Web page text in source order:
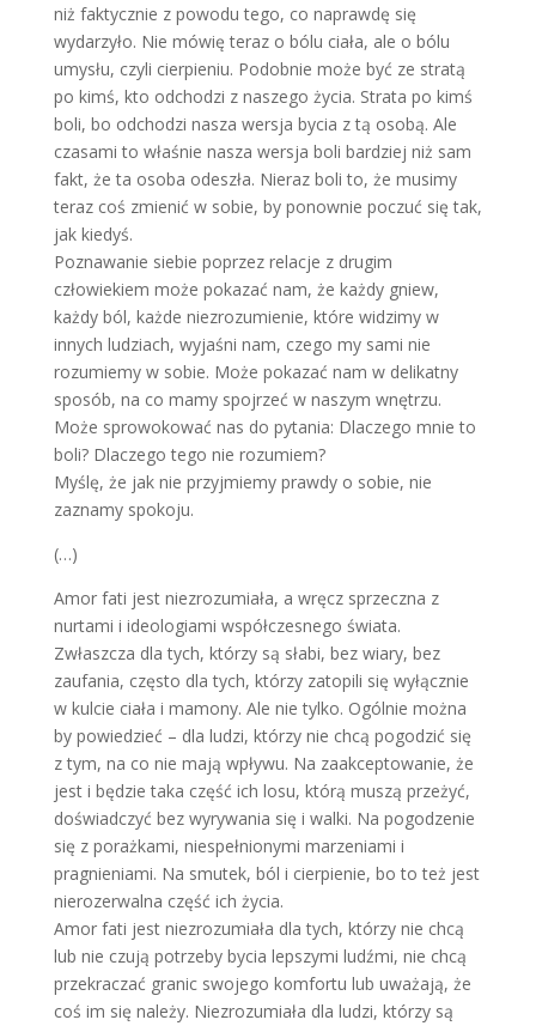
niż faktycznie z powodu tego, co naprawdę się
wydarzyło. Nie mówię teraz o bólu ciała, ale o bólu
umysłu, czyli cierpieniu. Podobnie może być ze stratą
po kimś, kto odchodzi z naszego życia. Strata po kimś
boli, bo odchodzi nasza wersja bycia z tą osobą. Ale
czasami to właśnie nasza wersja boli bardziej niż sam
fakt, że ta osoba odeszła. Nieraz boli to, że musimy
teraz coś zmienić w sobie, by ponownie poczuć się tak,
jak kiedyś.
Poznawanie siebie poprzez relacje z drugim
człowiekiem może pokazać nam, że każdy gniew,
każdy ból, każde niezrozumienie, które widzimy w
innych ludziach, wyjaśni nam, czego my sami nie
rozumiemy w sobie. Może pokazać nam w delikatny
sposób, na co mamy spojrzeć w naszym wnętrzu.
Może sprowokować nas do pytania: Dlaczego mnie to
boli? Dlaczego tego nie rozumiem?
Myślę, że jak nie przyjmiemy prawdy o sobie, nie
zaznamy spokoju.
(…)
Amor fati jest niezrozumiała, a wręcz sprzeczna z
nurtami i ideologiami współczesnego świata.
Zwłaszcza dla tych, którzy są słabi, bez wiary, bez
zaufania, często dla tych, którzy zatopili się wyłącznie
w kulcie ciała i mamony. Ale nie tylko. Ogólnie można
by powiedzieć – dla ludzi, którzy nie chcą pogodzić się
z tym, na co nie mają wpływu. Na zaakceptowanie, że
jest i będzie taka część ich losu, którą muszą przeżyć,
doświadczyć bez wyrywania się i walki. Na pogodzenie
się z porażkami, niespełnionymi marzeniami i
pragnieniami. Na smutek, ból i cierpienie, bo to też jest
nierozerwalna część ich życia.
Amor fati jest niezrozumiała dla tych, którzy nie chcą
lub nie czują potrzeby bycia lepszymi ludźmi, nie chcą
przekraczać granic swojego komfortu lub uważają, że
coś im się należy. Niezrozumiała dla ludzi, którzy są